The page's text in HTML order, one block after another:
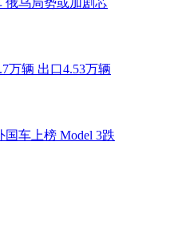
俄乌局势或加剧芯
万辆 出口4.53万辆
车上榜 Model 3跌